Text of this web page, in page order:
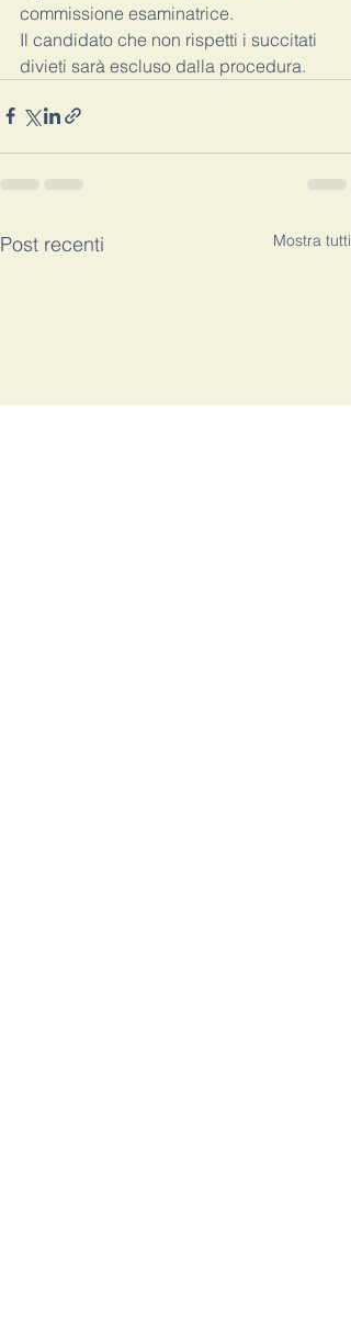
commissione esaminatrice.
Il candidato che non rispetti i succitati
divieti sarà escluso dalla procedura.
Post recenti Mostra tutti